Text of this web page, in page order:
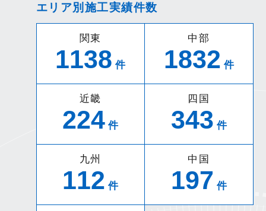
エリア別施工実績件数
関東
1138 件
中部
1832 件
近畿
224 件
四国
343 件
九州
112 件
中国
197 件